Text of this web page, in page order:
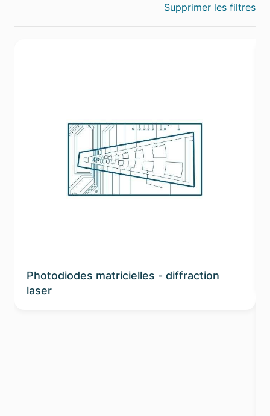
Supprimer les filtres
Photodiodes matricielles - diffraction
laser